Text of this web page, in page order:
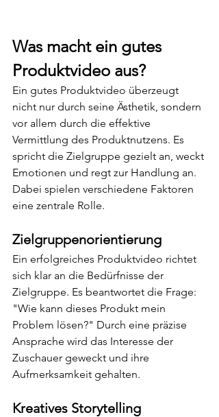
Was macht ein gutes
Produktvideo aus?
Ein gutes Produktvideo überzeugt
nicht nur durch seine Ästhetik, sondern
vor allem durch die effektive
Vermittlung des Produktnutzens. Es
spricht die Zielgruppe gezielt an, weckt
Emotionen und regt zur Handlung an.
Dabei spielen verschiedene Faktoren
eine zentrale Rolle.
Zielgruppenorientierung
Ein erfolgreiches Produktvideo richtet
sich klar an die Bedürfnisse der
Zielgruppe. Es beantwortet die Frage:
"Wie kann dieses Produkt mein
Problem lösen?" Durch eine präzise
Ansprache wird das Interesse der
Zuschauer geweckt und ihre
Aufmerksamkeit gehalten.
Kreatives Storytelling